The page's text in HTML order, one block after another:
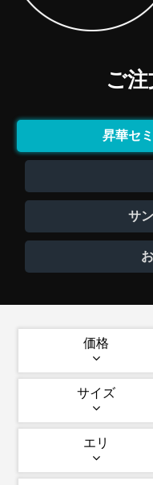
ご
昇華セ
サ
価格
サイズ
エリ